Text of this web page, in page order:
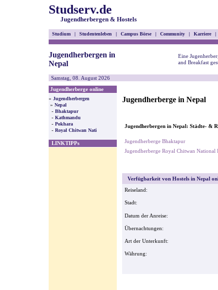
Studserv.de
Jugendherbergen & Hostels
Studium | Studentenleben | Campus Börse | Community | Karriere |
Jugendherbergen in
Nepal
Eine
and Breakfast
Samstag, 08. August 2026
Jugendherberge online
» Jugendherbergen
» Nepal
- Bhaktapur
- Kathmandu
- Pokhara
- Royal Chitwan Nati
LINKTIPPs
Jugendherberge in Nepal
Jugendherbergen in Nepal: Städte- &
Jugendherberge Bhaktapur
Jugendherberge Royal Chitwan National
Verfügbarkeit von Hostels in Nepal
Reiseland:
Stadt:
Datum der Anreise:
Übernachtungen:
Art der Unterkunft:
Währung: